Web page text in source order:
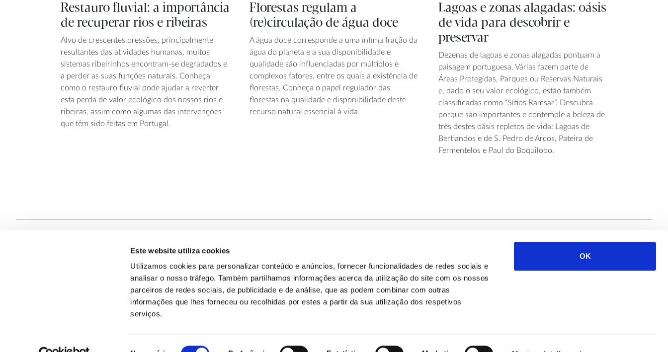
Este website utiliza cookies
Utilizamos cookies para personalizar conteúdo e anúncios, fornecer funcionalidades de redes sociais e
analisar o nosso tráfego. Também partilhamos informações acerca da utilização do site com os nossos
parceiros de redes sociais, de publicidade e de análise, que as podem combinar com outras
informações que lhes forneceu ou recolhidas por estes a partir da sua utilização dos respetivos
serviços.
OK
Restauro fluvial: a importância
de recuperar rios e ribeiras
Alvo de crescentes pressões, principalmente
resultantes das atividades humanas, muitos
sistemas ribeirinhos encontram-se degradados e
a perder as suas funções naturais. Conheça
como o restauro fluvial pode ajudar a reverter
esta perda de valor ecológico dos nossos rios e
ribeiras, assim como algumas das intervenções
que têm sido feitas em Portugal.
Florestas regulam a
(re)circulação de água doce
A água doce corresponde a uma ínfima fração da
água do planeta e a sua disponibilidade e
qualidade são influenciadas por múltiplos e
complexos fatores, entre os quais a existência de
florestas. Conheça o papel regulador das
florestas na qualidade e disponibilidade deste
recurso natural essencial à vida.
Lagoas e zonas alagadas: oásis
de vida para descobrir e
preservar
Dezenas de lagoas e zonas alagadas pontuam a
paisagem portuguesa. Várias fazem parte de
Áreas Protegidas, Parques ou Reservas Naturais
e, dado o seu valor ecológico, estão também
classificadas como “Sítios Ramsar”. Descubra
porque são importantes e contemple a beleza de
três destes oásis repletos de vida: Lagoas de
Bertiandos e de S. Pedro de Arcos, Pateira de
Fermentelos e Paul do Boquilobo.
Contacte-nos
Quem Somos
Política de Privacidade
Política de Cookies
Mapa do Site